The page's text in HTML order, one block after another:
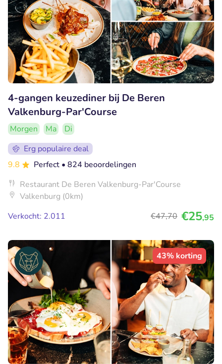
4-gangen keuzediner bij De Beren
Valkenburg-Par'Course
Morgen Ma
Di
Erg populaire deal
9.8
Perfect • 824 beoordelingen
Restaurant De Beren Valkenburg-Par'Course
Valkenburg (0km)
Verkocht: 2.011
€47,70 €25,95
43% korting